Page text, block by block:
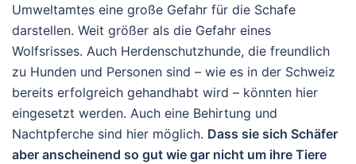
Umweltamtes eine große Gefahr für die Schafe
darstellen. Weit größer als die Gefahr eines
Wolfsrisses. Auch Herdenschutzhunde, die freundlich
zu Hunden und Personen sind – wie es in der Schweiz
bereits erfolgreich gehandhabt wird – könnten hier
eingesetzt werden. Auch eine Behirtung und
Nachtpferche sind hier möglich. Dass sie sich Schäfer
aber anscheinend so gut wie gar nicht um ihre Tiere